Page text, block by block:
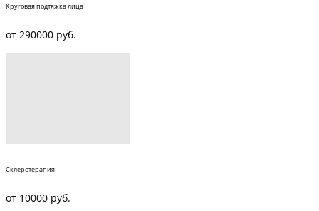
Круговая подтяжка лица
от 290000 руб.
Склеротерапия
от 10000 руб.